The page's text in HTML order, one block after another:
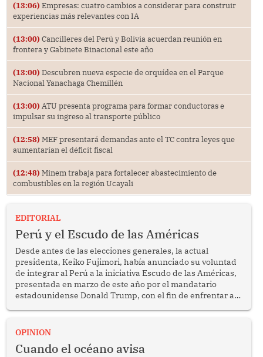
(13:06) Empresas: cuatro cambios a considerar para construir
experiencias más relevantes con IA
(13:00) Cancilleres del Perú y Bolivia acuerdan reunión en
frontera y Gabinete Binacional este año
(13:00) Descubren nueva especie de orquídea en el Parque
Nacional Yanachaga Chemillén
(13:00) ATU presenta programa para formar conductoras e
impulsar su ingreso al transporte público
(12:58) MEF presentará demandas ante el TC contra leyes que
aumentarían el déficit fiscal
(12:48) Minem trabaja para fortalecer abastecimiento de
combustibles en la región Ucayali
EDITORIAL
Perú y el Escudo de las Américas
Desde antes de las elecciones generales, la actual
presidenta, Keiko Fujimori, había anunciado su voluntad
de integrar al Perú a la iniciativa Escudo de las Américas,
presentada en marzo de este año por el mandatario
estadounidense Donald Trump, con el fin de enfrentar al
OPINION
Cuando el océano avisa